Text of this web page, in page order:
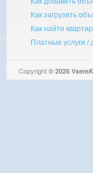
Как загрузить
Как найти
Платные услуги /
Copyright © 2026